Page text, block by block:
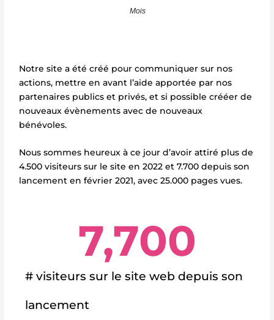
Mois
Notre site a été créé pour communiquer sur nos
actions, mettre en avant l’aide apportée par nos
partenaires publics et privés, et si possible crééer de
nouveaux évènements avec de nouveaux
bénévoles.
Nous sommes heureux à ce jour d’avoir attiré plus de
4.500 visiteurs sur le site en 2022 et 7.700 depuis son
lancement en février 2021, avec 25.000 pages vues.
# visiteurs sur le site web depuis son
lancement
7,700